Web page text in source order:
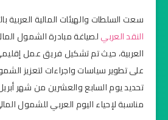
سعت السلطات والهيئات المالية العربية
النقد العربيلصياغة مبادرة الشمول
على تطوير سياسات واجراءات لتعزيز
تحديد يوم السابع والعشرين من شهر
مناسبة لإحياء اليوم العربي للشمول